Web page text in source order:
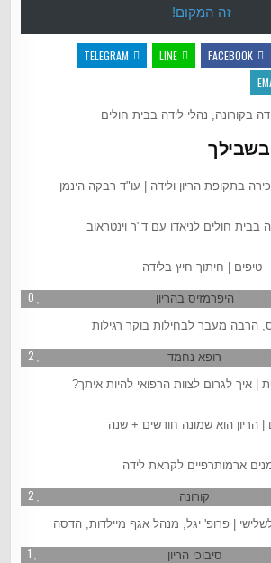
זה המקום!
FACEBOOK
LINE
TELEGRAM
בקורונה, נהלי לידה בבית חולים
בשבילך
בתקופת הריון ולידה | עו"ד רבקה הינמן
בבית חולים לניאדו עם ד"ר וינטראוב
טיפים | חיתוך חיץ בלידה
0
הרבה מעבר לבחילות בוקר רגילות
2
| איך לגרום לצוות הרפואי להיות איתך?
| הריון הוא שמונה חודשים + שנה
ארמותרפיים לקראת לידה
2
| פרופ' יגל, מנהל אגף מיילדות, הדסה
1